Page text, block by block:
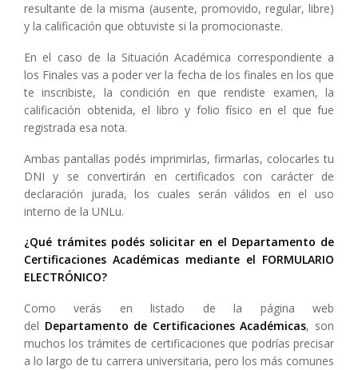
resultante de la misma (ausente, promovido, regular, libre)
y la calificación que obtuviste si la promocionaste.
En el caso de la Situación Académica correspondiente a
los Finales vas a poder ver la fecha de los finales en los que
te inscribiste, la condición en que rendiste examen, la
calificación obtenida, el libro y folio físico en el que fue
registrada esa nota.
Ambas pantallas podés imprimirlas, firmarlas, colocarles tu
DNI y se convertirán en certificados con carácter de
declaración jurada, los cuales serán válidos en el uso
interno de la UNLu.
¿Qué trámites podés solicitar en el Departamento de
Certificaciones Académicas mediante el FORMULARIO
ELECTRÓNICO?
Como verás en listado de la página web
del Departamento de Certificaciones Académicas, son
muchos los trámites de certificaciones que podrías precisar
a lo largo de tu carrera universitaria, pero los más comunes